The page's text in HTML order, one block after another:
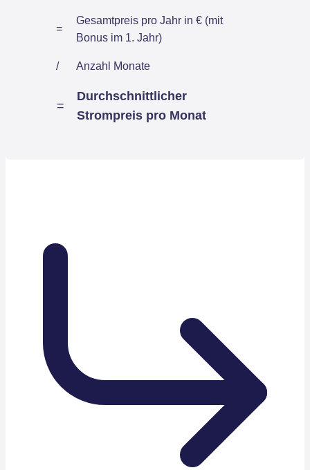
=
Gesamtpreis pro Jahr in € (mit
Bonus im 1. Jahr)
/ Anzahl Monate
=
Durchschnittlicher
Strompreis pro Monat